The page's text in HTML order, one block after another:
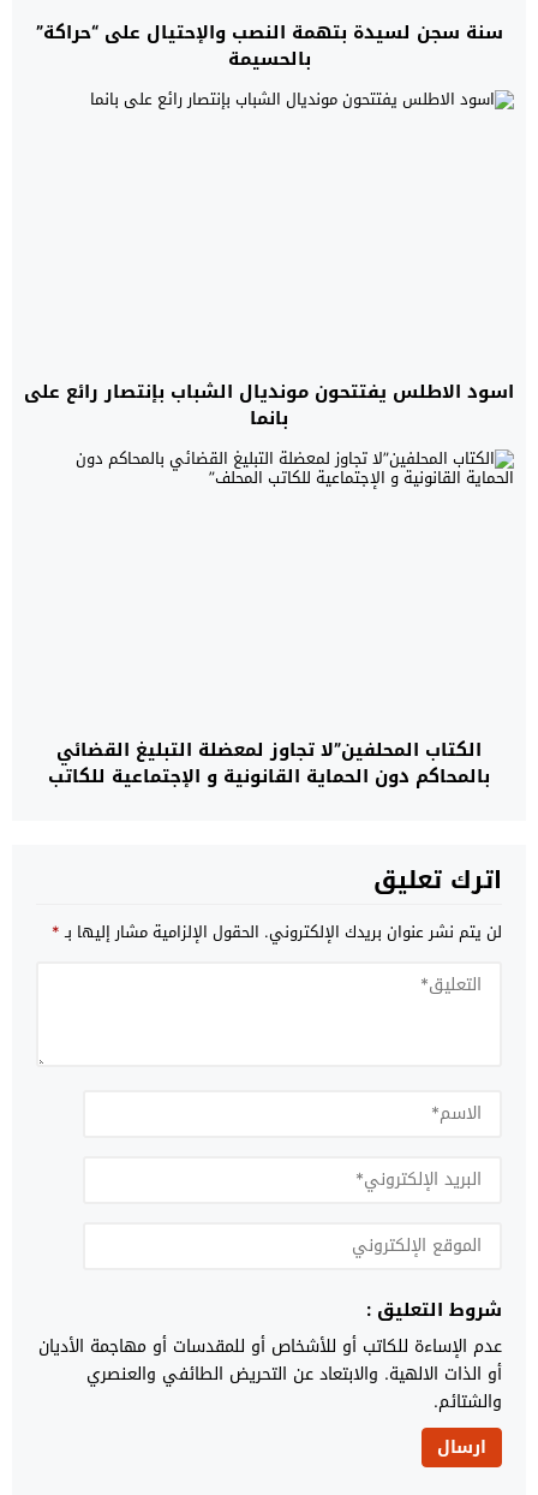
سنة سجن لسيدة بتهمة النصب والإحتيال على “حراكة”
بالحسيمة
اسود الاطلس يفتتحون مونديال الشباب بإنتصار رائع على
بانما
الكتاب المحلفين”لا تجاوز لمعضلة التبليغ القضائي
بالمحاكم دون الحماية القانونية و الإجتماعية للكاتب
اترك تعليق
لن يتم نشر عنوان بريدك الإلكتروني. الحقول الإلزامية مشار إليها بـ*
شروط التعليق :
عدم الإساءة للكاتب أو للأشخاص أو للمقدسات أو مهاجمة الأديان
أو الذات الالهية. والابتعاد عن التحريض الطائفي والعنصري
والشتائم.